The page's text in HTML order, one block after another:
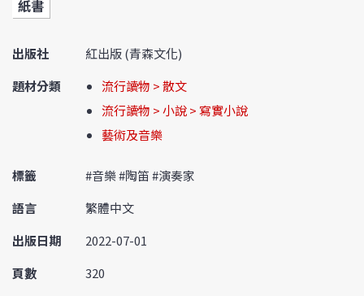
紙書
出版社
紅出版 (青森文化)
題材分類
流行讀物 > 散文
流行讀物 > 小說 > 寫實小說
藝術及音樂
標籤
#音樂 #陶笛 #演奏家
語言
繁體中文
出版日期
2022-07-01
頁數
320